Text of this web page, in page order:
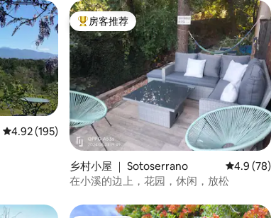
平均评分 4.92 分（满分 5 分），共 195 条评价
4.92 (195)
热门「房客推荐」
房客推荐
乡村小屋 ｜ Sotoserrano 平均评分
4.9 (78)
在小溪的边上，花园，休闲，放松